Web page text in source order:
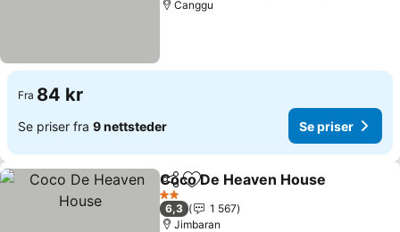
Canggu
Fra 84 kr
Se priser fra 9 nettsteder Se priser
Del Legg til i favoritter
Coco De Heaven House
2 Stjerner
6,3
1 567
Jimbaran